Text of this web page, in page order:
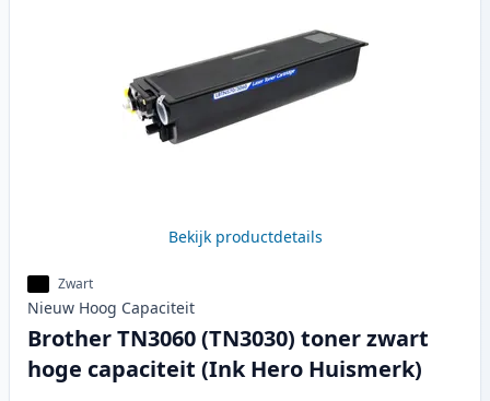
Bekijk productdetails
Zwart
Nieuw Hoog Capaciteit
Brother TN3060 (TN3030) toner zwart
hoge capaciteit (Ink Hero Huismerk)